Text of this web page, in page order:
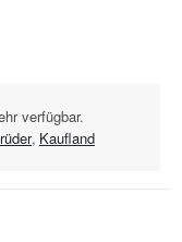
verfügbar.
, Kaufland